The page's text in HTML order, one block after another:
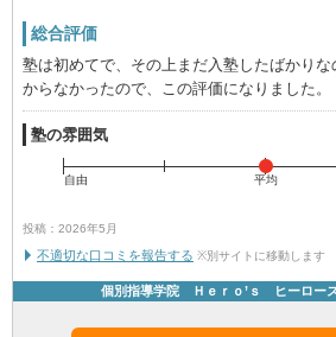
総合評価
塾は初めてで、その上まだ入塾したばかり
からなかったので、この評価になりました。
塾の雰囲気
自由 平均
投稿：2026年5月
不適切な口コミを報告する ※別サイトに移動します
個別指導学院 Ｈｅｒｏ’ｓ ヒーロー